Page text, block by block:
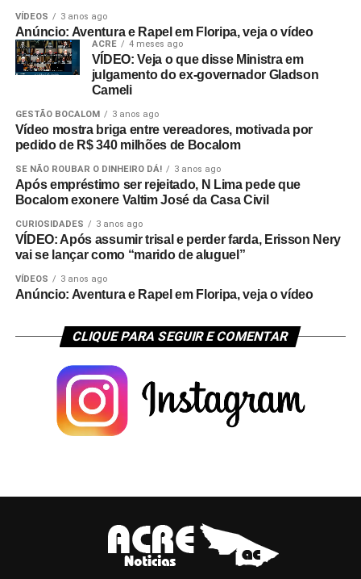
VÍDEOS 3 anos ago
Anúncio: Aventura e Rapel em Floripa, veja o vídeo
ACRE 4 meses ago
VÍDEO: Veja o que disse Ministra em
julgamento do ex-governador Gladson
Cameli
GESTÃO BOCALOM 3 anos ago
Vídeo mostra briga entre vereadores, motivada por
pedido de R$ 340 milhões de Bocalom
SE NÃO ROUBAR O DINHEIRO DÁ! 3 anos ago
Após empréstimo ser rejeitado, N Lima pede que
Bocalom exonere Valtim José da Casa Civil
CURIOSIDADES 3 anos ago
VÍDEO: Após assumir trisal e perder farda, Erisson Nery
vai se lançar como “marido de aluguel”
VÍDEOS 3 anos ago
Anúncio: Aventura e Rapel em Floripa, veja o vídeo
CLIQUE PARA SEGUIR E COMENTAR